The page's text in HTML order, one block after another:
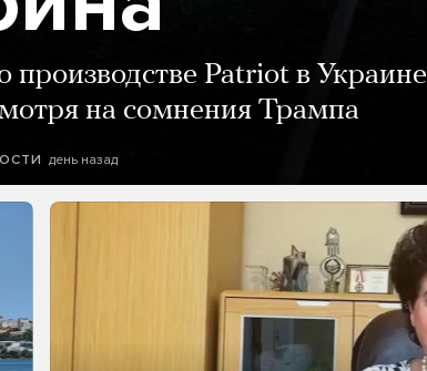
производстве Patriot в Украине
на сомнения Трампа
день назад